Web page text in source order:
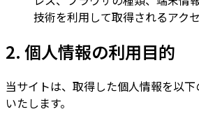
技術を利用して取得されるアク
2. 個人情報の利用目的
当サイトは、取得した個人情報を以
いたします。